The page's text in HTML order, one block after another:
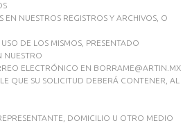
EN NUESTROS REGISTROS Y ARCHIVOS, O
DE LOS MISMOS, PRESENTADO
NUESTRO
ELECTRÓNICO EN BORRAME@ARTIN.MX
QUE SU SOLICITUD DEBERÁ CONTENER, AL
DOMICILIO U OTRO MEDIO